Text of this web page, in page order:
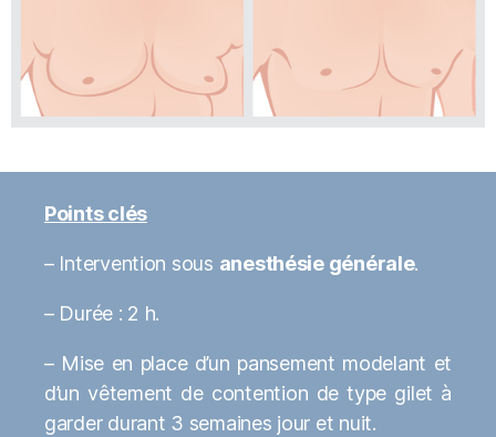
Points clés
– Intervention sous anesthésie générale.
– Durée : 2 h.
– Mise en place d’un pansement modelant et
d’un vêtement de contention de type gilet à
garder durant 3 semaines jour et nuit.